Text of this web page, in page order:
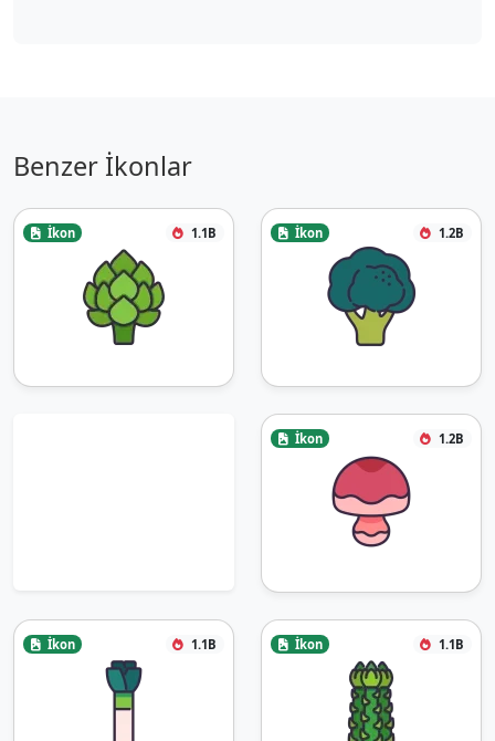
Benzer İkonlar
İkon 1.1B İkon 1.2B
İkon 1.2B
İkon 1.1B İkon 1.1B